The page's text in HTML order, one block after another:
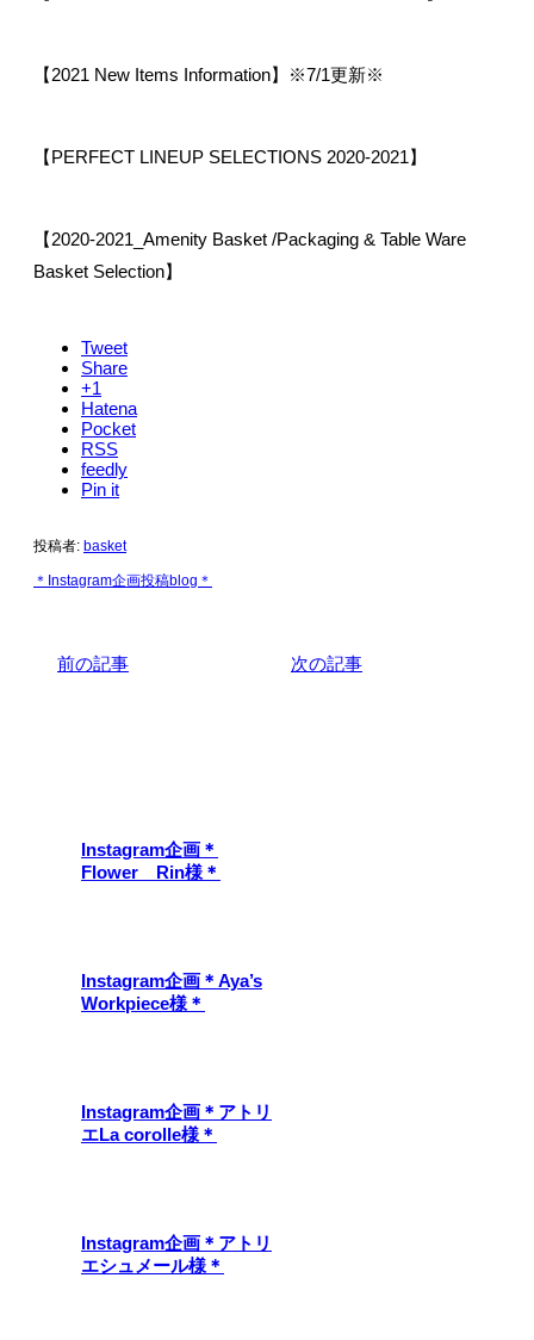
【2021 New Items Information】※7/1更新※
【PERFECT LINEUP SELECTIONS 2020-2021】
【2020-2021_Amenity Basket /Packaging & Table Ware
Basket Selection】
Tweet
Share
+1
Hatena
Pocket
RSS
feedly
Pin it
投稿者: basket
＊Instagram企画投稿blog＊
前の記事 次の記事
Instagram企画＊
Flower Rin様＊
Instagram企画＊Aya’s
Workpiece様＊
Instagram企画＊アトリ
エLa corolle様＊
Instagram企画＊アトリ
エシュメール様＊